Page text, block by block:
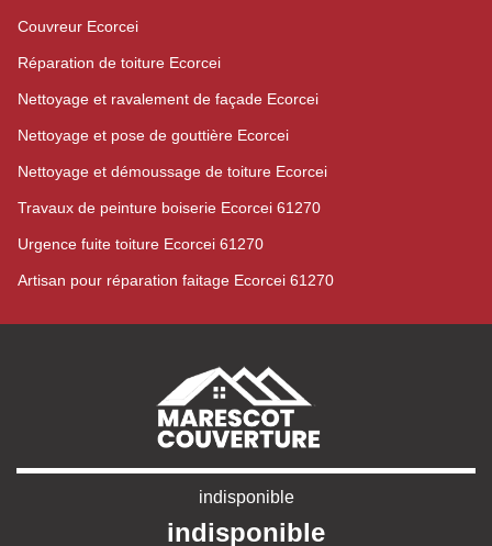
Couvreur Ecorcei
Réparation de toiture Ecorcei
Nettoyage et ravalement de façade Ecorcei
Nettoyage et pose de gouttière Ecorcei
Nettoyage et démoussage de toiture Ecorcei
Travaux de peinture boiserie Ecorcei 61270
Urgence fuite toiture Ecorcei 61270
Artisan pour réparation faitage Ecorcei 61270
indisponible
indisponible